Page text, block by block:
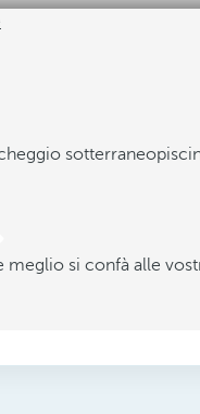
sotterraneo
si confà alle